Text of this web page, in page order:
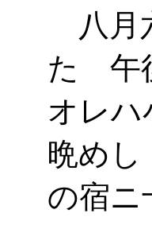
八月
た 午
オレ
晩め
の宿